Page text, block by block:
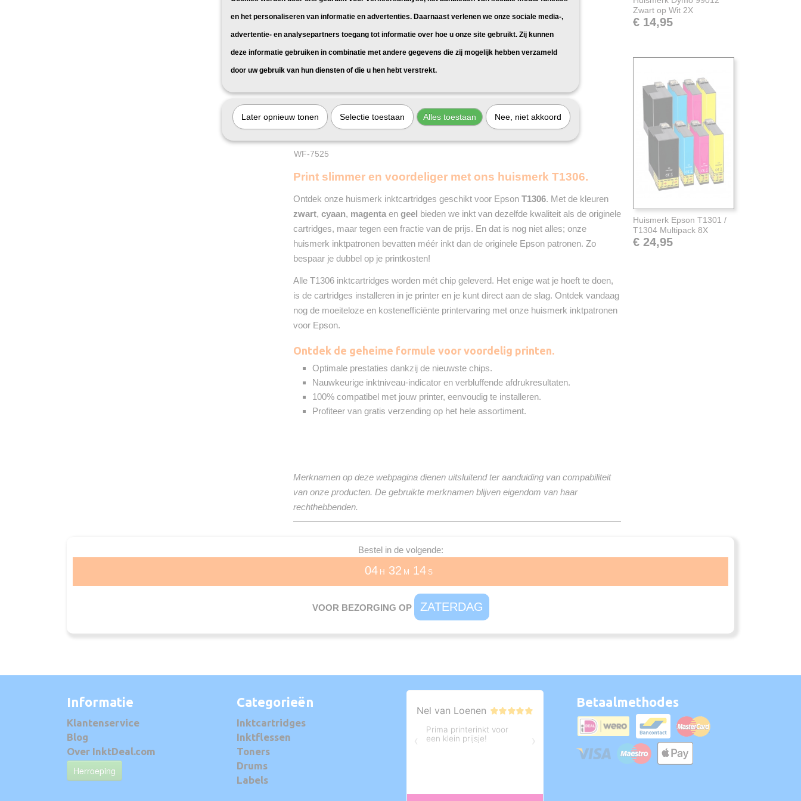
SX525WD SX535WD SX620FW
WF-3010DW
WF-3520DWF
WF-3530DTWF
WF-3540DTWF
WF-7525
Print slimmer en voordeliger met ons huismerk T1306.
Ontdek onze huismerk inktcartridges geschikt voor Epson T1306. Met de kleuren
zwart, cyaan, magenta en geel bieden we inkt van dezelfde kwaliteit als de originele
cartridges, maar tegen een fractie van de prijs. En dat is nog niet alles; onze
huismerk inktpatronen bevatten méér inkt dan de originele Epson patronen. Zo
bespaar je dubbel op je printkosten!
Alle T1306 inktcartridges worden mét chip geleverd. Het enige wat je hoeft te doen,
is de cartridges installeren in je printer en je kunt direct aan de slag. Ontdek vandaag
nog de moeiteloze en kostenefficiënte printervaring met onze huismerk inktpatronen
voor Epson.
Ontdek de geheime formule voor voordelig printen.
Optimale prestaties dankzij de nieuwste chips.
Nauwkeurige inktniveau-indicator en verbluffende afdrukresultaten.
100% compatibel met jouw printer, eenvoudig te installeren.
Profiteer van gratis verzending op het hele assortiment.
Merknamen op deze webpagina dienen uitsluitend ter aanduiding van compabiliteit
van onze producten. De gebruikte merknamen blijven eigendom van haar
rechthebbenden.
Zwart op Wit 2X
€ 14,95
Huismerk Epson T1301 /
T1304 Multipack 8X
€ 24,95
Bestel in de volgende:
04 H 32 M 14 S
VOOR BEZORGING OP ZATERDAG
Informatie
Klantenservice
Blog
Over InktDeal.com
Herroeping
Categorieën
Inktcartridges
Inktflessen
Toners
Drums
Labels
Betaalmethodes
en het personaliseren van informatie en advertenties. Daarnaast verlenen we onze sociale media-,
advertentie- en analysepartners toegang tot informatie over hoe u onze site gebruikt. Zij kunnen
deze informatie gebruiken in combinatie met andere gegevens die zij mogelijk hebben verzameld
door uw gebruik van hun diensten of die u hen hebt verstrekt.
Later opnieuw tonen Selectie toestaan Alles toestaan Nee, niet akkoord